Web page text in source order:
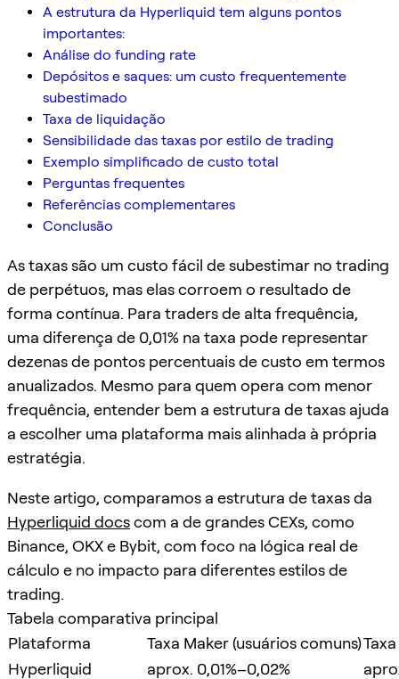
A estrutura da Hyperliquid tem alguns pontos
importantes:
Análise do funding rate
Depósitos e saques: um custo frequentemente
subestimado
Taxa de liquidação
Sensibilidade das taxas por estilo de trading
Exemplo simplificado de custo total
Perguntas frequentes
Referências complementares
Conclusão
As taxas são um custo fácil de subestimar no trading
de perpétuos, mas elas corroem o resultado de
forma contínua. Para traders de alta frequência,
uma diferença de 0,01% na taxa pode representar
dezenas de pontos percentuais de custo em termos
anualizados. Mesmo para quem opera com menor
frequência, entender bem a estrutura de taxas ajuda
a escolher uma plataforma mais alinhada à própria
estratégia.
Neste artigo, comparamos a estrutura de taxas da
Hyperliquid docscom a de grandes CEXs, como
Binance, OKX e Bybit, com foco na lógica real de
cálculo e no impacto para diferentes estilos de
trading.
Tabela comparativa principal
Plataforma
Taxa Maker (usuários comuns)
Hyperliquid
aprox. 0,01%–0,02%